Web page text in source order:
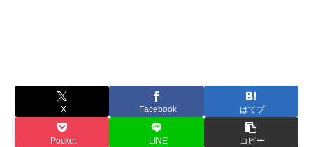
X Facebook はてブ
Pocket LINE コピー